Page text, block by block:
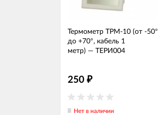
Термометр ТРМ-10 (от -50°
до +70°, кабель 1
метр) — ТЕРИ004
250 ₽
Нет в наличии